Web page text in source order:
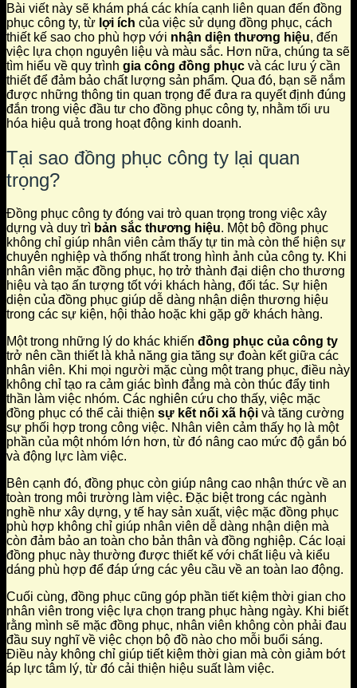
Bài viết này sẽ khám phá các khía cạnh liên quan đến đồng
phục công ty, từ lợi ích của việc sử dụng đồng phục, cách
thiết kế sao cho phù hợp với nhận diện thương hiệu, đến
việc lựa chọn nguyên liệu và màu sắc. Hơn nữa, chúng ta sẽ
tìm hiểu về quy trình gia công đồng phục và các lưu ý cần
thiết để đảm bảo chất lượng sản phẩm. Qua đó, bạn sẽ nắm
được những thông tin quan trọng để đưa ra quyết định đúng
đắn trong việc đầu tư cho đồng phục công ty, nhằm tối ưu
hóa hiệu quả trong hoạt động kinh doanh.
Tại sao đồng phục công ty lại quan
trọng?
Đồng phục công ty đóng vai trò quan trọng trong việc xây
dựng và duy trì bản sắc thương hiệu. Một bộ đồng phục
không chỉ giúp nhân viên cảm thấy tự tin mà còn thể hiện sự
chuyên nghiệp và thống nhất trong hình ảnh của công ty. Khi
nhân viên mặc đồng phục, họ trở thành đại diện cho thương
hiệu và tạo ấn tượng tốt với khách hàng, đối tác. Sự hiện
diện của đồng phục giúp dễ dàng nhận diện thương hiệu
trong các sự kiện, hội thảo hoặc khi gặp gỡ khách hàng.
Một trong những lý do khác khiến đồng phục của công ty
trở nên cần thiết là khả năng gia tăng sự đoàn kết giữa các
nhân viên. Khi mọi người mặc cùng một trang phục, điều này
không chỉ tạo ra cảm giác bình đẳng mà còn thúc đẩy tinh
thần làm việc nhóm. Các nghiên cứu cho thấy, việc mặc
đồng phục có thể cải thiện sự kết nối xã hội và tăng cường
sự phối hợp trong công việc. Nhân viên cảm thấy họ là một
phần của một nhóm lớn hơn, từ đó nâng cao mức độ gắn bó
và động lực làm việc.
Bên cạnh đó, đồng phục còn giúp nâng cao nhận thức về an
toàn trong môi trường làm việc. Đặc biệt trong các ngành
nghề như xây dựng, y tế hay sản xuất, việc mặc đồng phục
phù hợp không chỉ giúp nhân viên dễ dàng nhận diện mà
còn đảm bảo an toàn cho bản thân và đồng nghiệp. Các loại
đồng phục này thường được thiết kế với chất liệu và kiểu
dáng phù hợp để đáp ứng các yêu cầu về an toàn lao động.
Cuối cùng, đồng phục cũng góp phần tiết kiệm thời gian cho
nhân viên trong việc lựa chọn trang phục hàng ngày. Khi biết
rằng mình sẽ mặc đồng phục, nhân viên không còn phải đau
đầu suy nghĩ về việc chọn bộ đồ nào cho mỗi buổi sáng.
Điều này không chỉ giúp tiết kiệm thời gian mà còn giảm bớt
áp lực tâm lý, từ đó cải thiện hiệu suất làm việc.